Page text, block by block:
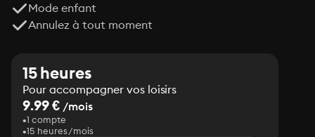
Mode enfant
Annulez à tout moment
15 heures
Pour accompagner vos loisirs
9.99 € /mois
1 compte
15 heures/mois